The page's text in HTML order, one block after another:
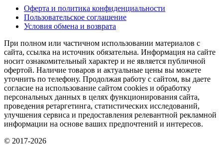
Оферта и политика конфиденциальности
Пользовательское соглашение
Условия обмена и возврата
При полном или частичном использовании материалов с
сайта, ссылка на источник обязательна. Информация на сайте
носит ознакомительный характер и не является публичной
офертой. Наличие товаров и актуальные цены вы можете
уточнить по телефону. Продолжая работу с сайтом, вы даете
согласие на использование сайтом cookies и обработку
персональных данных в целях функционирования сайта,
проведения ретаргетинга, статистических исследований,
улучшения сервиса и предоставления релевантной рекламной
информации на основе ваших предпочтений и интересов.
© 2017-2026